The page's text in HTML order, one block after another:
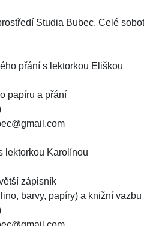
Studia Bubec. Celé
přání s lektorkou Eliškou
papíru a přání
lektorkou Karolínou
zápisník
barvy, papíry) a knižní